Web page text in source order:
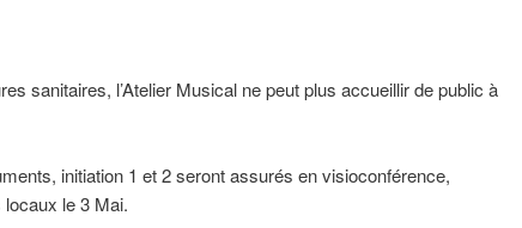
sanitaires, l’Atelier Musical ne peut plus accueillir de public à
initiation 1 et 2 seront assurés en visioconférence,
locaux le 3 Mai.